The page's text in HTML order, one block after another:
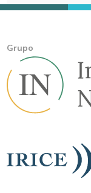
Grupo